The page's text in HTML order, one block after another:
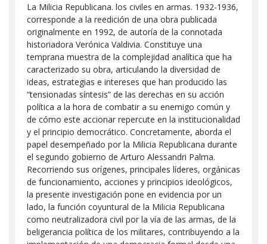
La Milicia Republicana. los civiles en armas. 1932-1936,
corresponde a la reedición de una obra publicada
originalmente en 1992, de autoría de la connotada
historiadora Verónica Valdivia. Constituye una
temprana muestra de la complejidad analítica que ha
caracterizado su obra, articulando la diversidad de
ideas, estrategias e intereses que han producido las
“tensionadas síntesis” de las derechas en su acción
política a la hora de combatir a su enemigo común y
de cómo este accionar repercute en la institucionalidad
y el principio democrático. Concretamente, aborda el
papel desempeñado por la Milicia Republicana durante
el segundo gobierno de Arturo Alessandri Palma.
Recorriendo sus orígenes, principales líderes, orgánicas
de funcionamiento, acciones y principios ideológicos,
la presente investigación pone en evidencia por un
lado, la función coyuntural de la Milicia Republicana
como neutralizadora civil por la vía de las armas, de la
beligerancia política de los militares, contribuyendo a la